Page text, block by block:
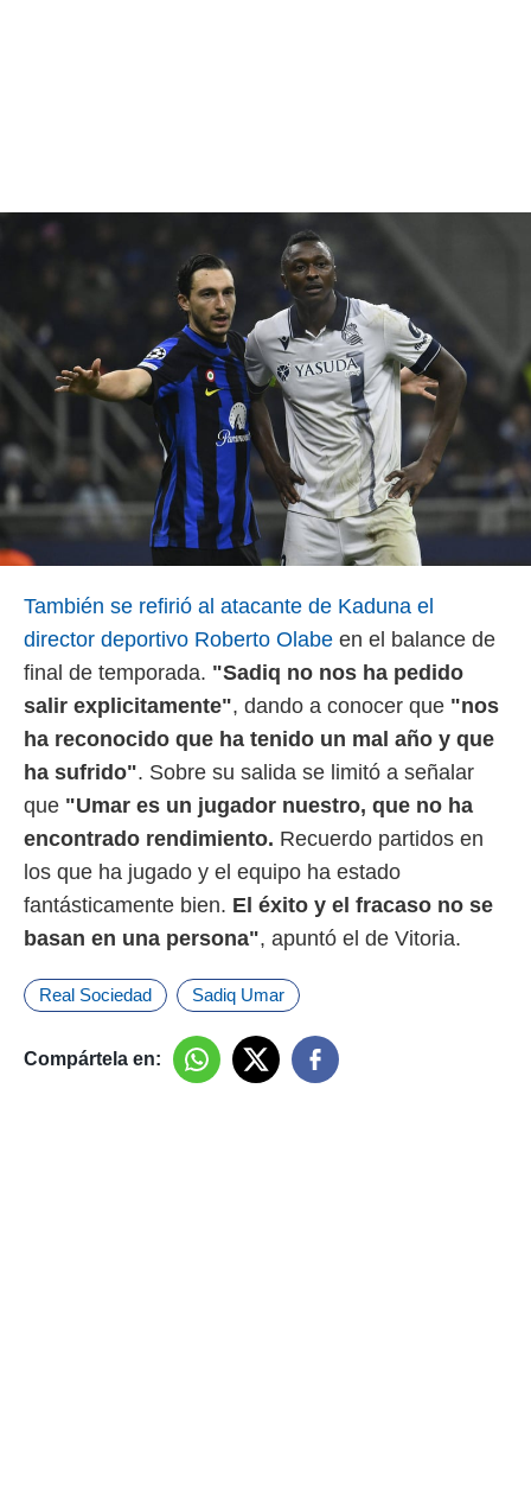
También se refirió al atacante de Kaduna el
director deportivo Roberto Olabe en el balance de
final de temporada. "Sadiq no nos ha pedido
salir explicitamente", dando a conocer que "nos
ha reconocido que ha tenido un mal año y que
ha sufrido". Sobre su salida se limitó a señalar
que "Umar es un jugador nuestro, que no ha
encontrado rendimiento. Recuerdo partidos en
los que ha jugado y el equipo ha estado
fantásticamente bien. El éxito y el fracaso no se
basan en una persona", apuntó el de Vitoria.
Real Sociedad Sadiq Umar
Compártela en: